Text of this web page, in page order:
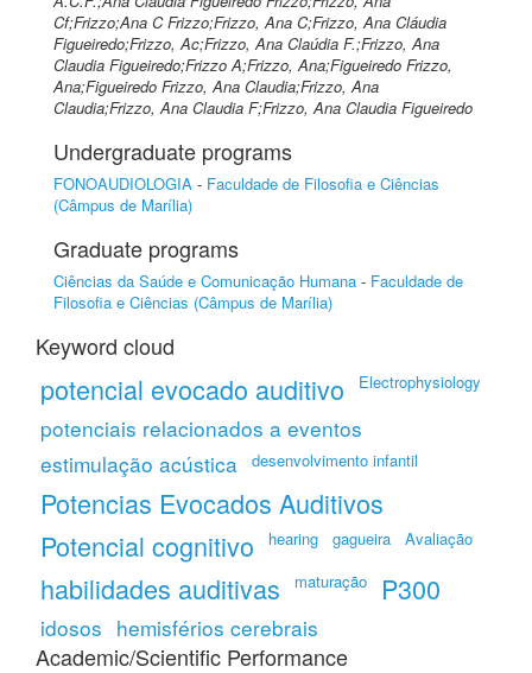
Cf;Frizzo;Ana C Frizzo;Frizzo, Ana C;Frizzo, Ana Cláudia
Figueiredo;Frizzo, Ac;Frizzo, Ana Claúdia F.;Frizzo, Ana
Claudia Figueiredo;Frizzo A;Frizzo, Ana;Figueiredo Frizzo,
Ana;Figueiredo Frizzo, Ana Claudia;Frizzo, Ana
Claudia;Frizzo, Ana Claudia F;Frizzo, Ana Claudia Figueiredo
Undergraduate programs
FONOAUDIOLOGIA - Faculdade de Filosofia e Ciências
(Câmpus de Marília)
Graduate programs
Ciências da Saúde e Comunicação Humana - Faculdade de
Filosofia e Ciências (Câmpus de Marília)
Keyword cloud
potencial evocado auditivo Electrophysiology
potenciais relacionados a eventos
estimulação acústica
desenvolvimento infantil
Potencias Evocados Auditivos
Potencial cognitivo
hearing gagueira Avaliação
habilidades auditivas maturação P300
idosos hemisférios cerebrais
Academic/Scientific Performance